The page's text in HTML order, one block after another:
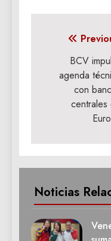
entradas
BCV
agenda
con
centrales
Noticias